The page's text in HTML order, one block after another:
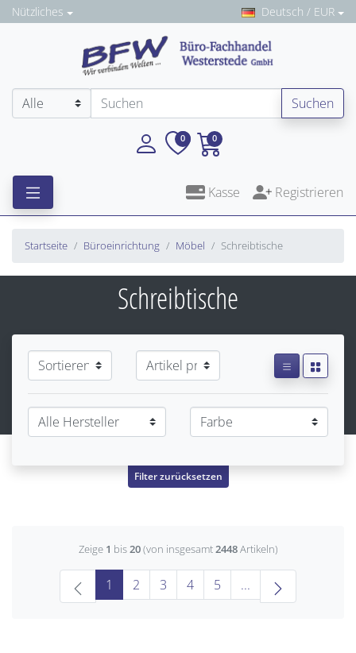
Nützliches Deutsch / EUR
Suchen
0 0
Kasse Registrieren
Startseite Büroeinrichtung Möbel Schreibtische
Schreibtische
Filter zurücksetzen
Zeige 1 bis20(von insgesamt2448Artikeln)
1 (current)
2 3 4 5 ...